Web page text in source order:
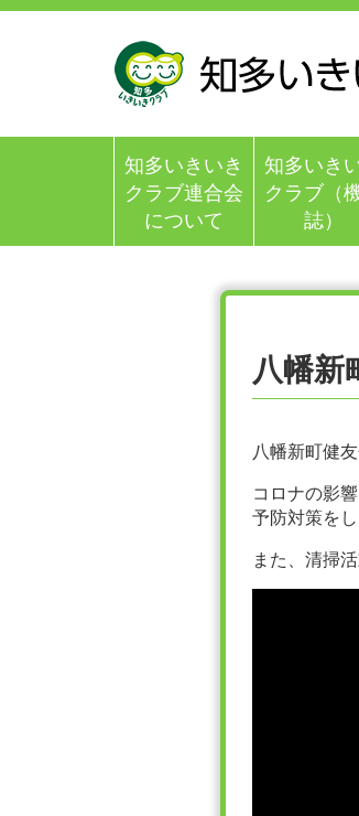
本
プ
メ
ャ
知多いきいき
クラブ連合会
について
知多いき
クラブ（
誌）
八幡新
八幡新町健
コロナの影
予防対策を
また、清掃